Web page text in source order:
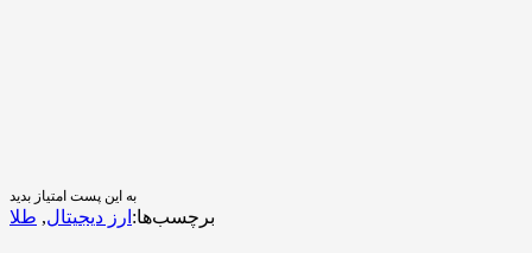
به این پست امتیاز بدید
برچسب‌ها: ارز دیجیتال, طلا